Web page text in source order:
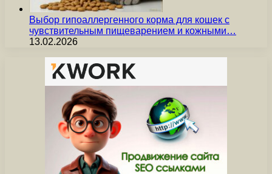
Выбор гипоаллергенного корма для кошек с
чувствительным пищеварением и кожными…
13.02.2026